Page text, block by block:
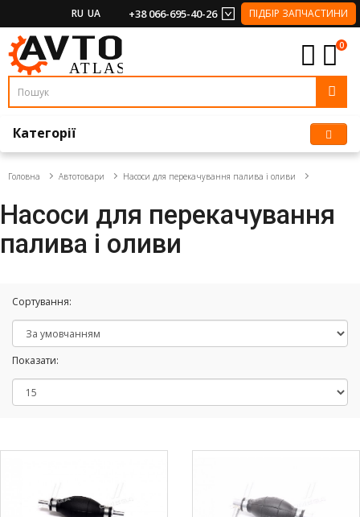
RU UA +38 066-695-40-26 ПІДБІР ЗАПЧАСТИНИ
0
Категорії
Головна Автотовари Насоси для перекачування палива і оливи
Насоси для перекачування
палива і оливи
Сортування:
Показати: